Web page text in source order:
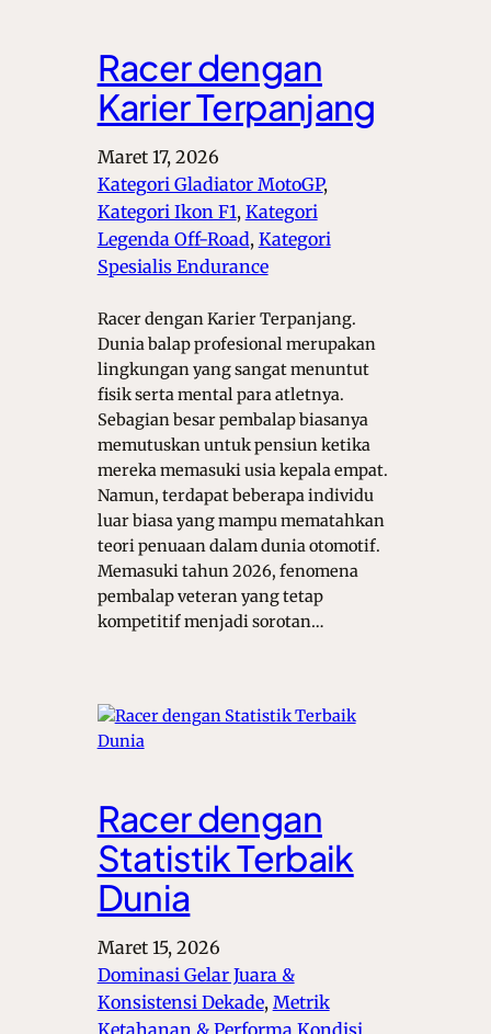
Racer dengan
Karier Terpanjang
Maret 17, 2026
Kategori Gladiator MotoGP ,
Kategori Ikon F1, Kategori
Legenda Off-Road, Kategori
Spesialis Endurance
Racer dengan Karier Terpanjang.
Dunia balap profesional merupakan
lingkungan yang sangat menuntut
fisik serta mental para atletnya.
Sebagian besar pembalap biasanya
memutuskan untuk pensiun ketika
mereka memasuki usia kepala empat.
Namun, terdapat beberapa individu
luar biasa yang mampu mematahkan
teori penuaan dalam dunia otomotif.
Memasuki tahun 2026, fenomena
pembalap veteran yang tetap
kompetitif menjadi sorotan…
Racer dengan
Statistik Terbaik
Dunia
Maret 15, 2026
Dominasi Gelar Juara &
Konsistensi Dekade, Metrik
Ketahanan & Performa Kondisi